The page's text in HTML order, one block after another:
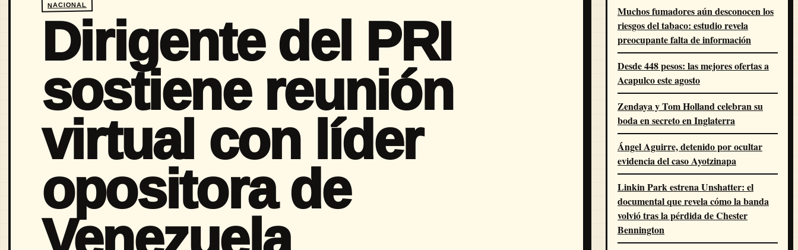
NACIONAL
Dirigente del PRI
sostiene reunión
virtual con líder
opositora de
Muchos fumadores aún desconocen los
riesgos del tabaco: estudio revela
preocupante falta de información
Desde 448 pesos: las mejores ofertas a
Acapulco este agosto
Zendaya y Tom Holland celebran su
boda en secreto en Inglaterra
Ángel Aguirre, detenido por ocultar
evidencia del caso Ayotzinapa
Linkin Park estrena Unshatter: el
documental que revela cómo la banda
volvió tras la pérdida de Chester
Bennington